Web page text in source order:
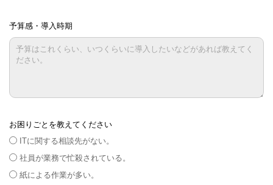
予算感・導入時期
お困りごとを教えてください
ITに関する相談先がない。
社員が業務で忙殺されている。
紙による作業が多い。